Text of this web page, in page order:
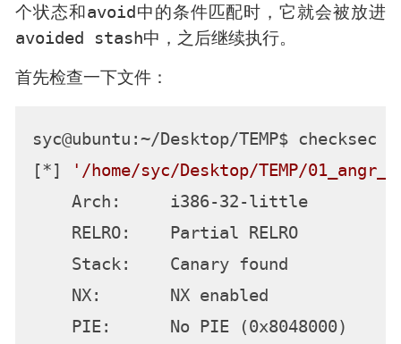
个状态和 avoid中的条件匹配时，它就会被放进
avoided stash中，之后继续执行。
首先检查一下文件：
syc@ubuntu:~/Desktop/TEMP$ checksec
[*]
'/home/syc/Desktop/TEMP/
    Arch:     i386-32-little
    RELRO:    Partial RELRO
    Stack:    Canary found
    NX:       NX enabled